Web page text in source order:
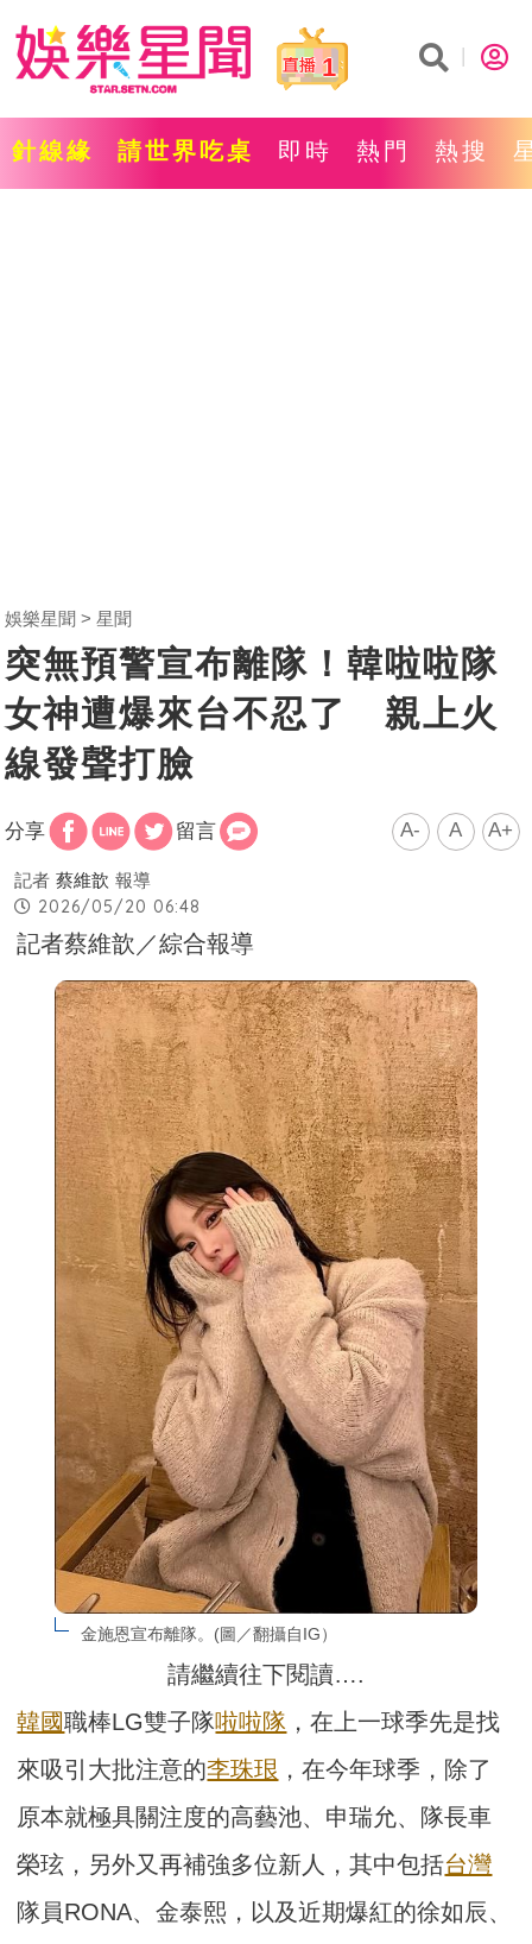
1
針線緣 請世界吃桌 即時 熱門 熱搜
娛樂星聞 星聞
突無預警宣布離隊！韓啦啦隊
女神遭爆來台不忍了 親上火
線發聲打臉
分享 留言 A- A A+
記者 蔡維歆 報導
2026/05/20 06:48
記者蔡維歆／綜合報導
金施恩宣布離隊。(圖／翻攝自IG）
請繼續往下閱讀….
韓國職棒LG雙子隊啦啦隊 ，在上一球季先是找
來吸引大批注意的李珠珢 ，在今年球季，除了
原本就極具關注度的高藝池、申瑞允、隊長車
榮玹，另外又再補強多位新人，其中包括台灣
隊員RONA、金泰熙，以及近期爆紅的徐如辰、